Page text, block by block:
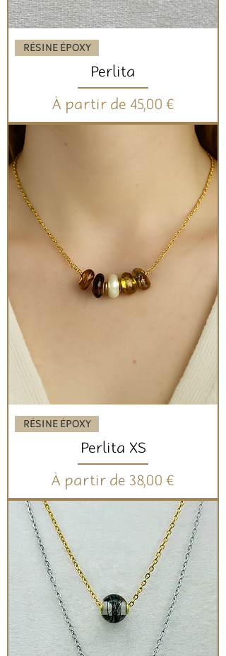
RÉSINE ÉPOXY
Perlita
À partir de 45,00 €
Prix promotionnel
RÉSINE ÉPOXY
Perlita XS
À partir de 38,00 €
Prix promotionnel